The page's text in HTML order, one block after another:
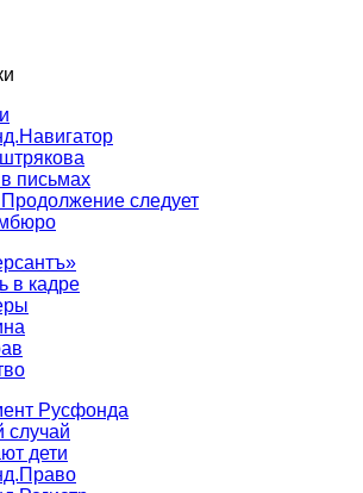
письмах
следует
в кадре
Русфонда
случай
дети